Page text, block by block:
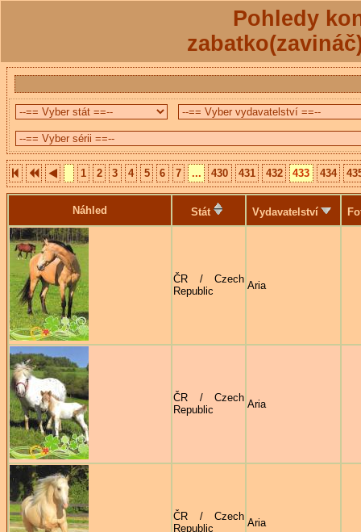
Pohledy
1 2 3 4 5 6 7 ... 430 431 432 433 434
Náhled Stát Vydavatelství
ČR / Czech
Republic
Aria
ČR / Czech
Republic
Aria
ČR / Czech
Republic
Aria